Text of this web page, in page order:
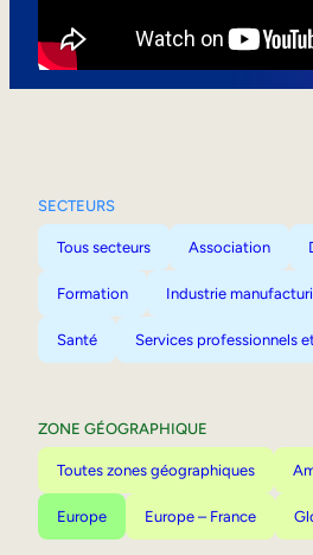
SECTEURS
Tous secteurs Association
Formation Industrie
Santé Services professionnels
ZONE GÉOGRAPHIQUE
Toutes zones géographiques
Europe Europe – France